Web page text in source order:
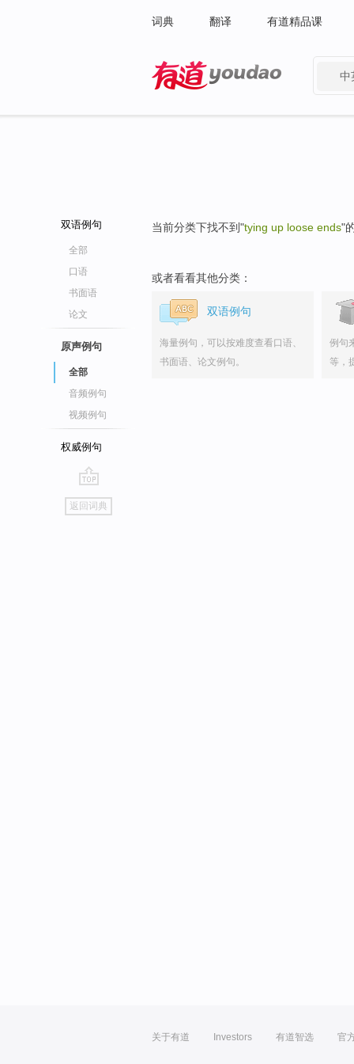
词典 翻译 有道精品课
中
双语例句
全部
口语
书面语
论文
原声例句
全部
音频例句
视频例句
权威例句
go
top
返回词典
当前分类下找不到"tying up loose ends"
或者看看其他分类：
双语例句
海量例句，可以按难度查看口语、
书面语、论文例句。
例句
等，
关于有道 Investors 有道智选 官